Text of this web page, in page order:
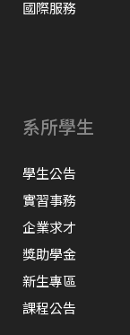
國際服務
系所學生
學生公告
實習事務
企業求才
獎助學金
新生專區
課程公告